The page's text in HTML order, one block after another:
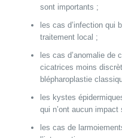
sont importants ;
les cas d’infection qui
traitement local ;
les cas d’anomalie de
cicatrices moins
blépharoplastie
les kystes
qui n’ont aucun
les cas de